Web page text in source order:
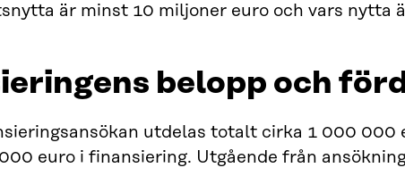
är minst 10 miljoner euro och vars nytta
belopp och
utdelas totalt cirka 1 000 000
euro i finansiering. Utgående från